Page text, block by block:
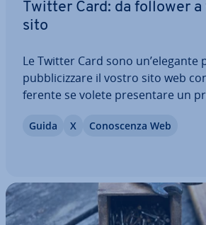
Twitter Card: da follower a
sito
Le Twitter Card sono un’elegante
pub­bli­ciz­za­re il vostro sito web
fe­ren­te se volete pre­sen­ta­re un
nuovo post del vosto blog: con le
Guida X Co­no­scen­za Web